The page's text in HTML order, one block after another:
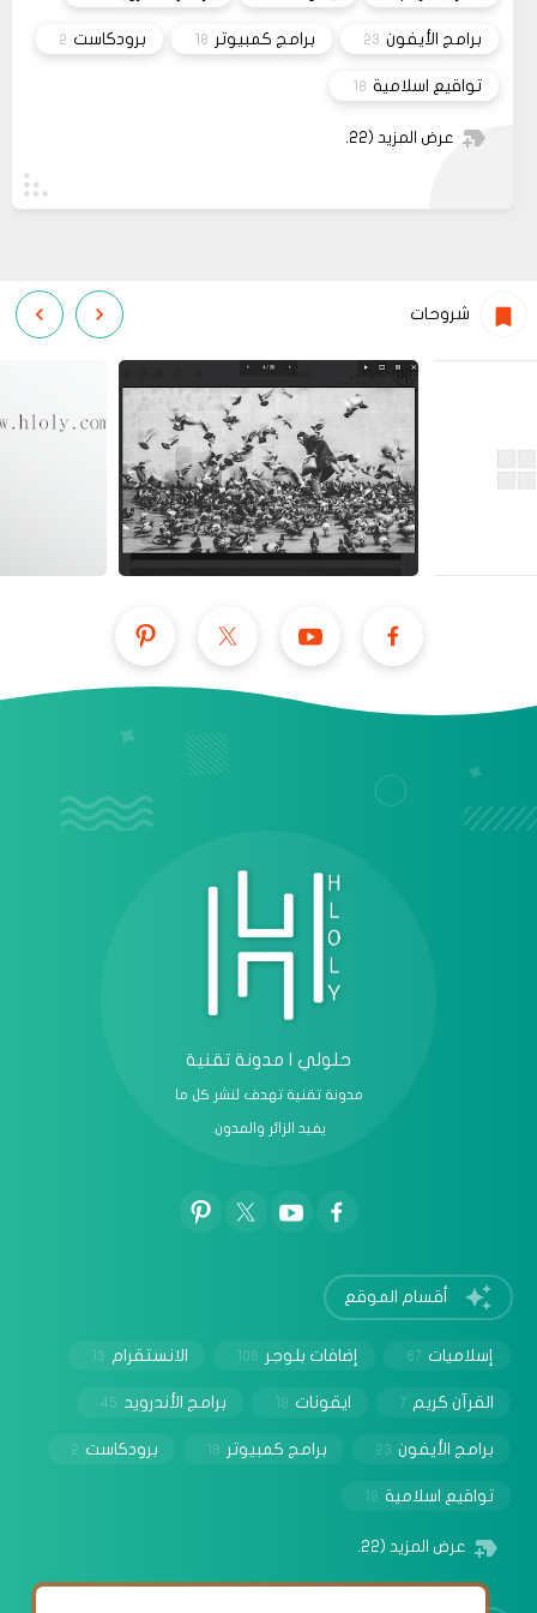
برامج الأيفون 23 برامج كمبيوتر 18 برودكاست 2
تواقيع اسلامية 18
عرض المزيد (22)
شروحات
حلولي | مدونة تقنية
مدونة تقنية تهدف لنشر كل ما
يفيد الزائر والمدون.
أقسام الموقع
إسلاميات 67 إضافات بلوجر 108 الانستقرام 13
القرآن كريم 7 ايقونات 18 برامج الأندرويد 45
برامج الأيفون 23 برامج كمبيوتر 18 برودكاست 2
تواقيع اسلامية 18
عرض المزيد (22)